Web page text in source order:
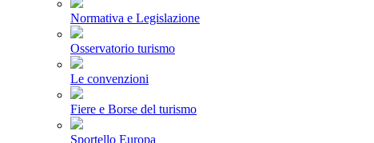
Normativa e Legislazione
Osservatorio turismo
Le convenzioni
Fiere e Borse del turismo
Sportello Europa